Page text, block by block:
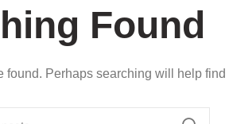
Found
found. Perhaps searching will help find